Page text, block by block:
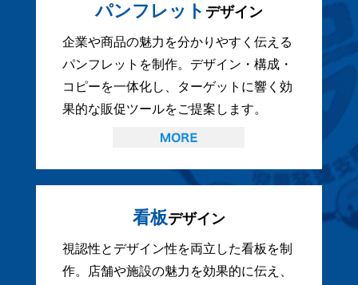
パンフレット デザイン
企業や商品の魅力を分かりやすく伝える
パンフレットを制作。デザイン・構成・
コピーを一体化し、ターゲットに響く効
果的な販促ツールをご提案します。
看板デザイン
視認性とデザイン性を両立した看板を制
作。店舗や施設の魅力を効果的に伝え、